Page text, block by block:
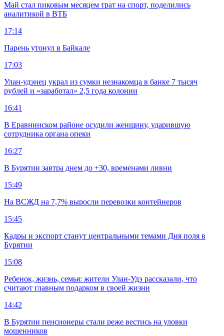
Май стал пиковым месяцем трат на спорт, поделились
аналитикой в ВТБ
17:14
Парень утонул в Байкале
17:03
Улан-удэнец украл из сумки незнакомца в банке 7 тысяч
рублей и «заработал» 2,5 года колонии
16:41
В Еравнинском районе осудили женщину, ударившую
сотрудника органа опеки
16:27
В Бурятии завтра днем до +30, временами ливни
15:49
На ВСЖД на 7,7% выросли перевозки контейнеров
15:45
Кадры и экспорт станут центральными темами Дня поля в
Бурятии
15:08
Ребенок, жизнь, семья: жители Улан-Удэ рассказали, что
считают главным подарком в своей жизни
14:42
В Бурятии пенсионеры стали реже вестись на уловки
мошенников